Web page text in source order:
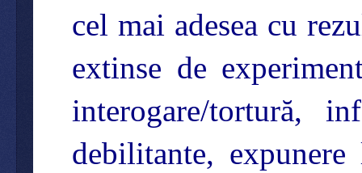
cel mai adesea cu
extinse de
interogare/tortură,
debilitante,